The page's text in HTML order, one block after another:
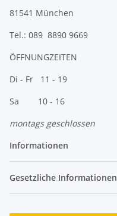
81541 München
Tel.: 089 8890 9669
ÖFFNUNGZEITEN
Di - Fr 11 - 19
Sa 10 - 16
montags geschlossen
Informationen
Gesetzliche Informationen